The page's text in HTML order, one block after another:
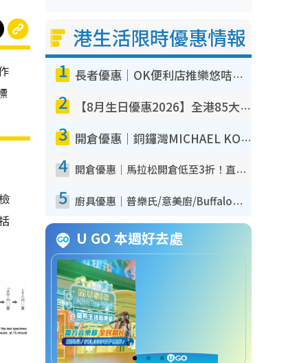
港生活限時優惠情報
1 長者優惠｜OK便利店推樂悠咭優惠！買麵包/牛奶/保健品拍卡即減
2 【8月生日優惠2026】全港85大食買玩著數攻略 自助餐/火鍋放題同行免費＋誠品/DONKI送現金券
3 開倉優惠｜銅鑼灣MICHAEL KORS開倉低至17折！直擊$500起買手袋/銀包/鞋款 必買經典Jet Set系列
4 開倉優惠｜馬拉松開倉低至3折！直擊$99起買adidas／New Balance／Puma鞋款 STANLEY保溫杯劈價至$119起
5 廚具優惠｜普樂氏/意美廚/Buffalo廚具低至3折！$89起買煎鍋／炒鑊／個人鍋 同場小家電激減至$99起
U GO 本週好去處